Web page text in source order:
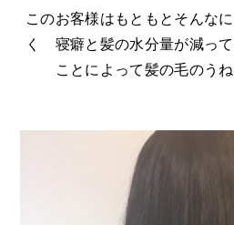
このお客様はもともとそんな
く 寝癖と髪の水分量が減っ
ことによって髪の毛のう